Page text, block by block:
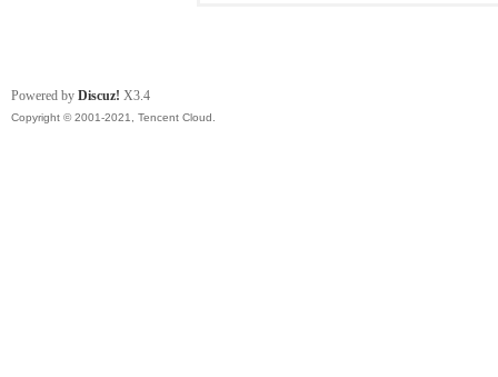
Powered by Discuz! X3.4
Copyright © 2001-2021, Tencent Cloud.